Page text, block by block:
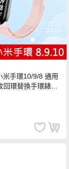
米手環10/9/8 通用
回環替換手環錶帶-